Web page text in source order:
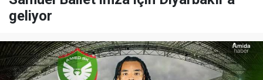
geliyor